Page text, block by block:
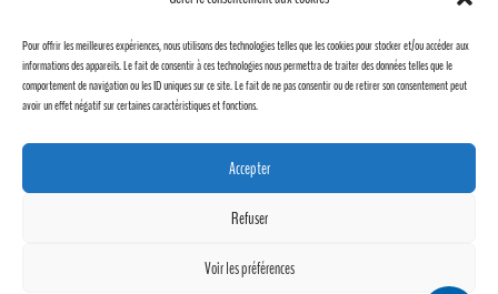
Pour offrir les meilleures expériences, nous utilisons des technologies telles que les cookies pour stocker et/ou accéder aux
informations des appareils. Le fait de consentir à ces technologies nous permettra de traiter des données telles que le
comportement de navigation ou les ID uniques sur ce site. Le fait de ne pas consentir ou de retirer son consentement peut
avoir un effet négatif sur certaines caractéristiques et fonctions.
Accepter
Refuser
Voir les préférences
Conception Humain Créatike & FlexiGolf | 2023 |*Les prix mentionnés ne sont pas garanti être fixe dans le
temps, ils peuvent changer à tout moment*